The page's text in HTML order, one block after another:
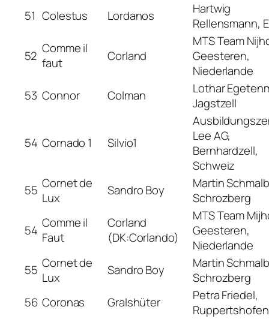
51 Colestus Lordanos
Hartwig
Rellensmann,
52 Comme il
faut
Corland
MTS Team
Geesteren,
Niederlande
53 Connor Colman
Lothar
Jagstzell
54 Cornado 1 Silvio1
Lee AG,
Bernhardzell,
Schweiz
55 Cornet de
Lux
Sandro Boy
Martin
Schrozberg
54 Comme il
Faut
Corland
(DK:Corlando)
MTS Team
Geesteren,
Niederlande
55 Cornet de
Lux
Sandro Boy
Martin
Schrozberg
56 Coronas Gralshüter
Petra Friedel,
Ruppertshofen